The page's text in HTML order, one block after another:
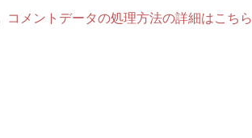
コメントデータの処理方法の詳細はこちら